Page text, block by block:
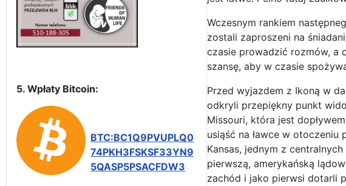
5. Wpłaty Bitcoin:
BTC:BC1Q9PVUPLQ0
74PKH3FSKSF33YN9
5QASP5PSACFDW3
Wczesnym rankiem
zostali zaproszeni na
czasie prowadzić rozmów, a
szansę, aby w czasie
Przed wyjazdem z Ikoną w
odkryli przepiękny punkt
Missouri, która jest
usiąść na ławce w
Kansas, jednym z
pierwszą, amerykańską
zachód i jako pierwsi dotarli